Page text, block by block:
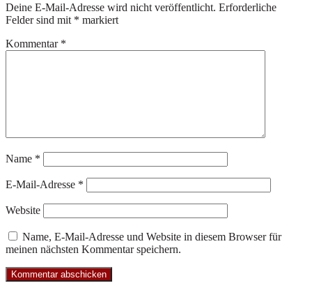
Deine E-Mail-Adresse wird nicht veröffentlicht. Erforderliche
Felder sind mit * markiert
Kommentar *
Name *
E-Mail-Adresse *
Website
Name, E-Mail-Adresse und Website in diesem Browser für
meinen nächsten Kommentar speichern.